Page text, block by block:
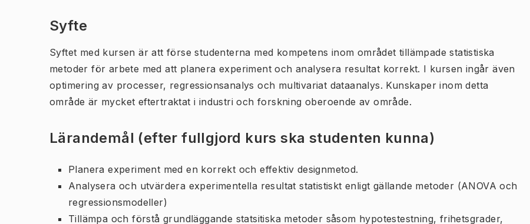
Syfte
Syftet med kursen är att förse studenterna med kompetens inom området tillämpade statistiska
metoder för arbete med att planera experiment och analysera resultat korrekt. I kursen ingår även
optimering av processer, regressionsanalys och multivariat dataanalys. Kunskaper inom detta
område är mycket eftertraktat i industri och forskning oberoende av område.
Lärandemål (efter fullgjord kurs ska studenten kunna)
Planera experiment med en korrekt och effektiv designmetod.
Analysera och utvärdera experimentella resultat statistiskt enligt gällande metoder (ANOVA och
regressionsmodeller)
Tillämpa och förstå grundläggande statsitiska metoder såsom hypotestestning, frihetsgrader,